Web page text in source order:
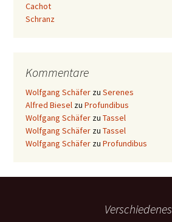
Cachot
Schranz
Kommentare
Wolfgang Schäfer zu Serenes
Alfred Biesel zu Profundibus
Wolfgang Schäfer zu Tassel
Wolfgang Schäfer zu Tassel
Wolfgang Schäfer zu Profundibus
Verschiedenes